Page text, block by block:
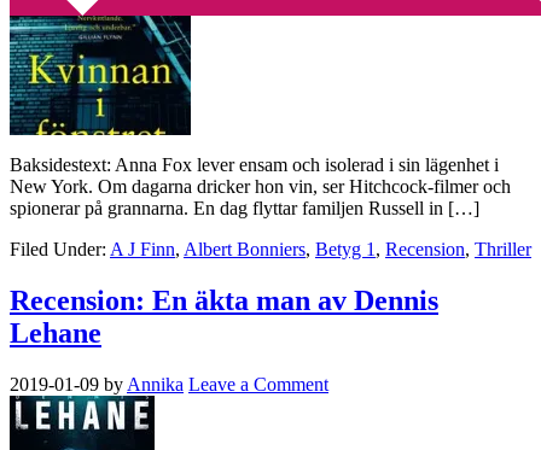
Baksidestext: Anna Fox lever ensam och isolerad i sin lägenhet i
New York. Om dagarna dricker hon vin, ser Hitchcock-filmer och
spionerar på grannarna. En dag flyttar familjen Russell in […]
Filed Under: A J Finn, Albert Bonniers, Betyg 1 , Recension, Thriller
Recension: En äkta man av Dennis
Lehane
2019-01-09 by Annika Leave a Comment